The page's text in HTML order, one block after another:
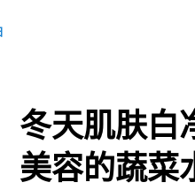
冬天肌肤白
美容的蔬菜